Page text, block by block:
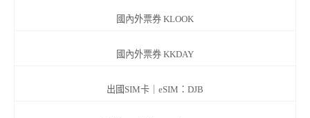
國內外票券 KLOOK
國內外票券 KKDAY
出國SIM卡｜eSIM：DJB